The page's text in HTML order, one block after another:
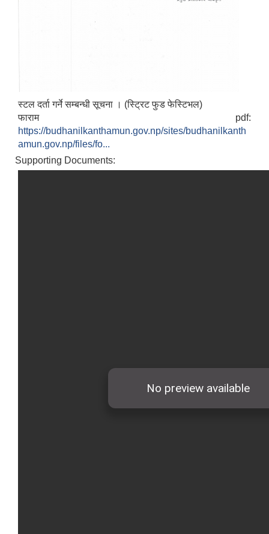
स्टल दर्ता गर्ने सम्बन्धी सूचना । (स्ट्रिट फुड फेस्टिभल)
फाराम pdf:
https://budhanilkanthamun.gov.np/sites/budhanilkanth
amun.gov.np/files/fo...
Supporting Documents: